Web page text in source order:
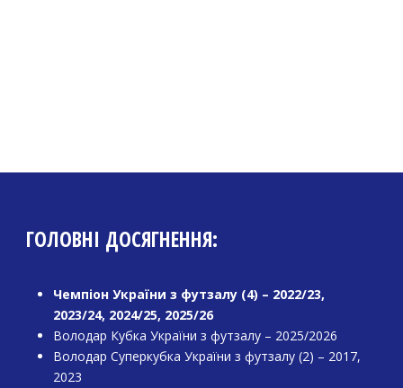
ГОЛОВНІ ДОСЯГНЕННЯ:
Чемпіон України з футзалу (4) – 2022/23,
2023/24, 2024/25, 2025/26
Володар Кубка України з футзалу – 2025/2026
Володар Суперкубка України з футзалу (2) – 2017,
2023